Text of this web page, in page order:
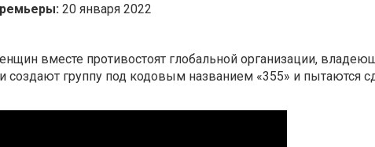
20 января 2022
вместе противостоят глобальной организации,
создают группу под кодовым названием «355» и пытаются